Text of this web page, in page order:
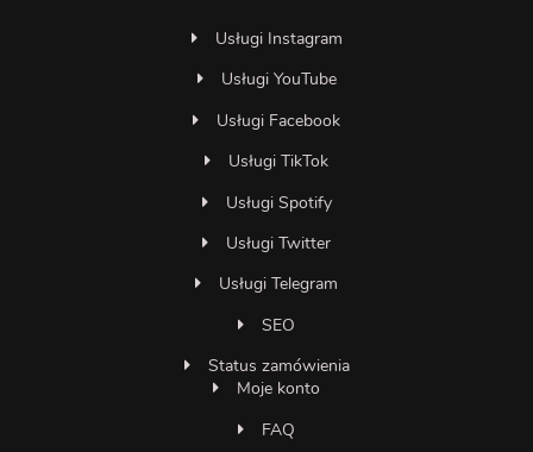
Usługi Instagram
Usługi YouTube
Usługi Facebook
Usługi TikTok
Usługi Spotify
Usługi Twitter
Usługi Telegram
SEO
Status zamówienia
Moje konto
FAQ